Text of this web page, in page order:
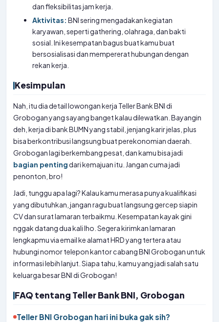
dan fleksibilitas jam kerja.
Aktivitas: BNI sering mengadakan kegiatan
karyawan, seperti gathering, olahraga, dan bakti
sosial. Ini kesempatan bagus buat kamu buat
bersosialisasi dan mempererat hubungan dengan
rekan kerja.
Kesimpulan
Nah, itu dia detail lowongan kerja Teller Bank BNI di
Grobogan yang sayang banget kalau dilewatkan. Bayangin
deh, kerja di bank BUMN yang stabil, jenjang karir jelas, plus
bisa berkontribusi langsung buat perekonomian daerah.
Grobogan lagi berkembang pesat, dan kamu bisa jadi
bagian pentingdari kemajuan itu. Jangan cuma jadi
penonton, bro!
Jadi, tunggu apa lagi? Kalau kamu merasa punya kualifikasi
yang dibutuhkan, jangan ragu buat langsung gercep siapin
CV dan surat lamaran terbaikmu. Kesempatan kayak gini
nggak datang dua kali lho. Segera kirimkan lamaran
lengkapmu via email ke alamat HRD yang tertera atau
hubungi nomor telepon kantor cabang BNI Grobogan untuk
informasi lebih lanjut. Siapa tahu, kamu yang jadi salah satu
keluarga besar BNI di Grobogan!
FAQ tentang Teller Bank BNI, Grobogan
Teller BNI Grobogan hari ini buka gak sih?